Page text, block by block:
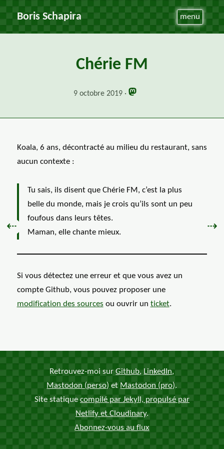
Boris Schapira menu
Chérie FM
9 octobre 2019
Koala, 6 ans, décontracté au milieu du restaurant, sans
aucun contexte :
Tu sais, ils disent que Chérie FM, c’est la plus
belle du monde, mais je crois qu’ils sont un peu
foufous dans leurs têtes.
Maman, elle chante mieux.
Si vous détectez une erreur et que vous avez un
compte Github, vous pouvez proposer une
modification des sources ou ouvrir un ticket.
Précédent :
⇠ ⇢
Retrouvez-moi surGithub, LinkedIn,
Mastodon (perso) et Mastodon (pro).
Site statique compilé par Jekyll, propulsé par
Netlify et Cloudinary.
Abonnez-vous au flux